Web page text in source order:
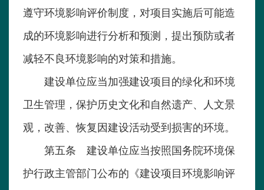
遵守环境影响评价制度，对项目实施后可能造
成的环境影响进行分析和预测，提出预防或者
减轻不良环境影响的对策和措施。
建设单位应当加强建设项目的绿化和环境
卫生管理，保护历史文化和自然遗产、人文景
观，改善、恢复因建设活动受到损害的环境。
第五条 建设单位应当按照国务院环境保
护行政主管部门公布的《建设项目环境影响评